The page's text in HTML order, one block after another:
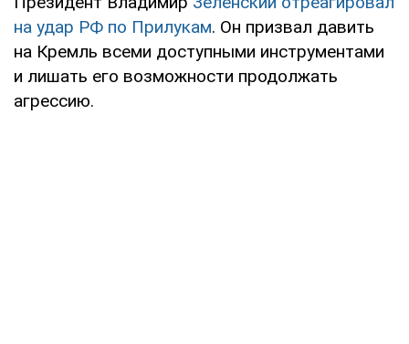
на удар РФ по Прилукам. Он призвал давить
на Кремль всеми доступными инструментами
и лишать его возможности продолжать
агрессию.